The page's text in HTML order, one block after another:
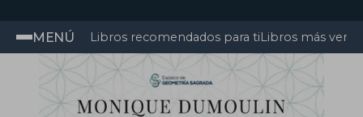
MENÚ Libros recomendados para tiLibros más